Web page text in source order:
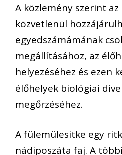
A közlemény szerint
közvetlenül
egyedszámámának
megállításához, az
helyezéséhez és ezen
élőhelyek biológiai
megőrzéséhez.
A fülemülesitke egy
nádiposzáta faj. A